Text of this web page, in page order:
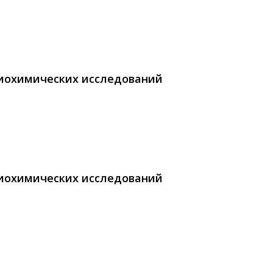
исследований
исследований